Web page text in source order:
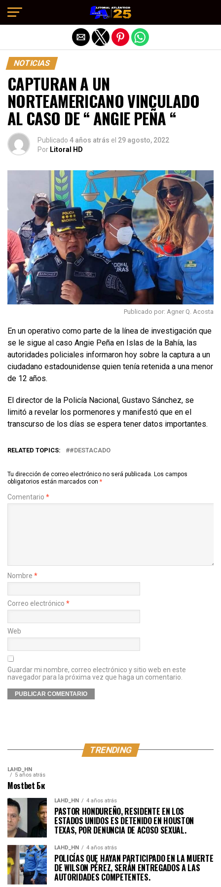
NOTICIAS
CAPTURAN A UN
NORTEAMERICANO VINCULADO
AL CASO DE “ ANGIE PEÑA “
Publicado 4 años atrás el 29 agosto, 2022
Por Litoral HD
Publicado por: Agner Q. Acosta
En un operativo como parte de la línea de investigación que
se le sigue al caso Angie Peña en Islas de la Bahía, las
autoridades policiales informaron hoy sobre la captura a un
ciudadano estadounidense quien tenía retenida a una menor
de 12 años.
El director de la Policía Nacional, Gustavo Sánchez, se
limitó a revelar los pormenores y manifestó que en el
transcurso de los días se espera tener datos importantes.
RELATED TOPICS: #DESTACADO
Tu dirección de correo electrónico no será publicada. Los campos
obligatorios están marcados con *
Comentario *
Nombre *
Correo electrónico *
Web
Guardar mi nombre, correo electrónico y sitio web en este
navegador para la próxima vez que haga un comentario.
TRENDING
LAHD_HN
5 años atrás
Mostbet Бк
LAHD_HN 4 años atrás
PASTOR HONDUREÑO, RESIDENTE EN LOS
ESTADOS UNIDOS ES DETENIDO EN HOUSTON
TEXAS, POR DENUNCIA DE ACOSO SEXUAL.
LAHD_HN 4 años atrás
POLICÍAS QUE HAYAN PARTICIPADO EN LA MUERTE
DE WILSON PÉREZ, SERÁN ENTREGADOS A LAS
AUTORIDADES COMPETENTES.
Salir de la versión móvil